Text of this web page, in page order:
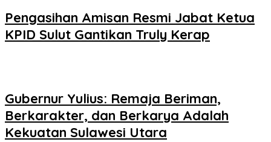
Pengasihan Amisan Resmi Jabat Ketua
KPID Sulut Gantikan Truly Kerap
Gubernur Yulius: Remaja Beriman,
Berkarakter, dan Berkarya Adalah
Kekuatan Sulawesi Utara